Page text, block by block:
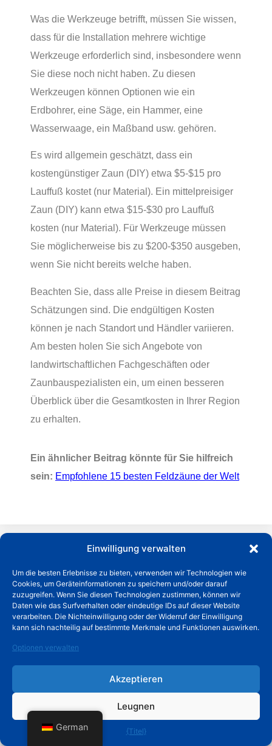
Einwilligung verwalten
Um die besten Erlebnisse zu bieten, verwenden wir Technologien wie
Cookies, um Geräteinformationen zu speichern und/oder darauf
zuzugreifen. Wenn Sie diesen Technologien zustimmen, können wir
Daten wie das Surfverhalten oder eindeutige IDs auf dieser Website
verarbeiten. Die Nichteinwilligung oder der Widerruf der Einwilligung
kann sich nachteilig auf bestimmte Merkmale und Funktionen auswirken.
Optionen verwalten
Akzeptieren
Leugnen
{Titel}
Was die Werkzeuge betrifft, müssen Sie wissen,
dass für die Installation mehrere wichtige
Werkzeuge erforderlich sind, insbesondere wenn
Sie diese noch nicht haben. Zu diesen
Werkzeugen können Optionen wie ein
Erdbohrer, eine Säge, ein Hammer, eine
Wasserwaage, ein Maßband usw. gehören.
Es wird allgemein geschätzt, dass ein
kostengünstiger Zaun (DIY) etwa $5-$15 pro
Lauffuß kostet (nur Material). Ein mittelpreisiger
Zaun (DIY) kann etwa $15-$30 pro Lauffuß
kosten (nur Material). Für Werkzeuge müssen
Sie möglicherweise bis zu $200-$350 ausgeben,
wenn Sie nicht bereits welche haben.
Beachten Sie, dass alle Preise in diesem Beitrag
Schätzungen sind. Die endgültigen Kosten
können je nach Standort und Händler variieren.
Am besten holen Sie sich Angebote von
landwirtschaftlichen Fachgeschäften oder
Zaunbauspezialisten ein, um einen besseren
Überblick über die Gesamtkosten in Ihrer Region
zu erhalten.
Ein ähnlicher Beitrag könnte für Sie hilfreich
sein: Empfohlene 15 besten Feldzäune der Welt
Was kostet ein 200 Fuß langer Maschendrahtzaun?
German